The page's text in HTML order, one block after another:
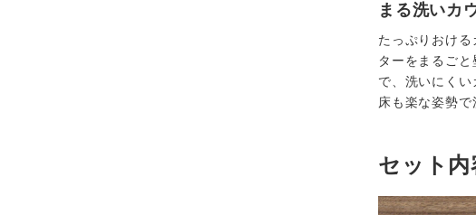
まる洗いカ
たっぷりおけ
ターをまるご
で、洗いにく
床も楽な姿勢で
セット内